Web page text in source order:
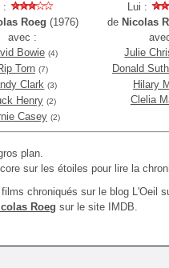
:
Roeg (1976)
avec :
Bowie (4)
Torn (7)
Clark (3)
Henry (2)
Casey (2)
Lui :
de Nicolas
Julie
Donald
Hilary
Clelia
plan.
sur les étoiles pour lire la
chroniqués sur le blog L'Oeil
Roeg sur le site IMDB.